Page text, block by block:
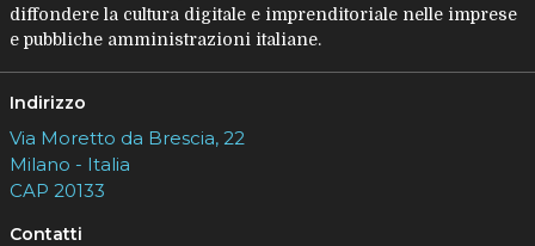
diffondere la cultura digitale e imprenditoriale nelle imprese
e pubbliche amministrazioni italiane.
Indirizzo
Via Moretto da Brescia, 22
Milano - Italia
CAP 20133
Contatti